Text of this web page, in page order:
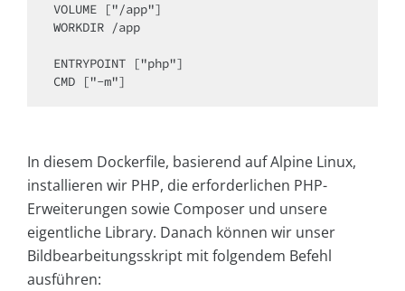
VOLUME ["/app"]
WORKDIR /app
ENTRYPOINT ["php"]
CMD ["-m"]
In diesem Dockerfile, basierend auf Alpine Linux,
installieren wir PHP, die erforderlichen PHP-
Erweiterungen sowie Composer und unsere
eigentliche Library. Danach können wir unser
Bildbearbeitungsskript mit folgendem Befehl
ausführen: